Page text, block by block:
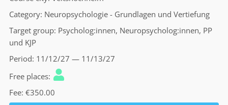
Category Neuropsychologie - Grundlagen und Vertiefung
Target group Psycholog:innen, Neuropsycholog:innen, PP
und KJP
Period 11/12/27 — 11/13/27
Free places
Fee €350.00